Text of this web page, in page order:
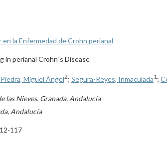
la Enfermedad de Crohn perianal
perianal Crohn´s Disease
Miguel Ángel2; Segura-Reyes, Inmaculada1 ;
las Nieves. Granada, Andalucía
Andalucía
117